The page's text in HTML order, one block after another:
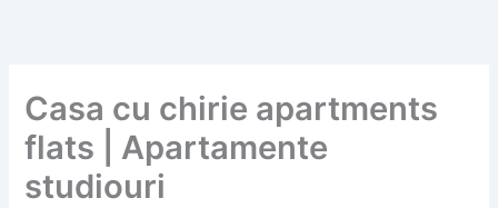
Casa cu chirie apartments
flats | Apartamente
studiouri